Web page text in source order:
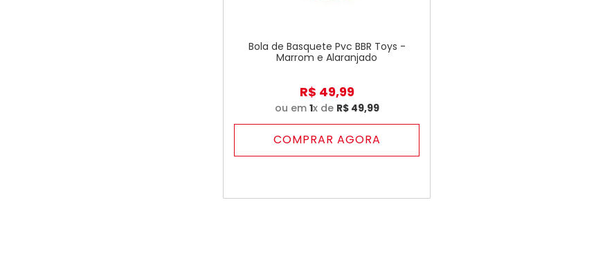
Bola de Basquete Pvc BBR Toys -
Marrom e Alaranjado
R$ 49,99
ou em 1x de R$ 49,99
COMPRAR AGORA